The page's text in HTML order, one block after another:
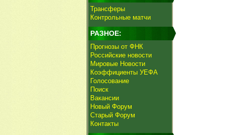
Трансферы
Контрольные матчи
РАЗНОЕ:
Прогнозы от ФНК
Российские новости
Мировые Новости
Коэффициенты УЕФА
Голосование
Поиск
Вакансии
Новый Форум
Старый Форум
Контакты